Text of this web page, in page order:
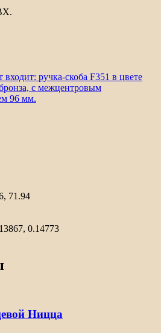
входит: ручка-скоба F351 в цвете
с межцентровым
96 мм.
71.94
0.14773
Ницца